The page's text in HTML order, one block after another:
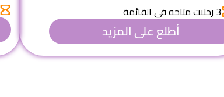
3 رحلات متاحه في القائمة
أطلع على المزيد